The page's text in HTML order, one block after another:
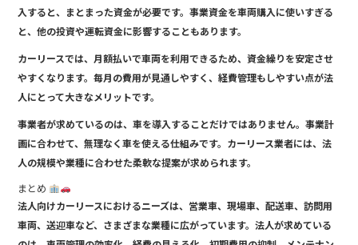
入すると、まとまった資金が必要です。事業資金を車両購入に使いすぎる
と、他の投資や運転資金に影響することもあります。
カーリースでは、月額払いで車両を利用できるため、資金繰りを安定させ
やすくなります。毎月の費用が見通しやすく、経費管理もしやすい点が法
人にとって大きなメリットです。
事業者が求めているのは、車を導入することだけではありません。事業計
画に合わせて、無理なく車を使える仕組みです。カーリース業者には、法
人の規模や業種に合わせた柔軟な提案が求められます。
まとめ
法人向けカーリースにおけるニーズは、営業車、現場車、配送車、訪問用
車両、送迎車など、さまざまな業種に広がっています。法人が求めている